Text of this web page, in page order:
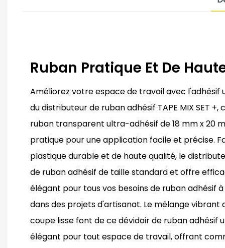
Ruban Pratique Et De
Améliorez votre espace de travail avec l'adhésif
du distributeur de ruban adhésif TAPE MIX SET
ruban transparent ultra-adhésif de 18 mm x 20
pratique pour une application facile et précise.
plastique durable et de haute qualité, le
de ruban adhésif de taille standard et offre
élégant pour tous vos besoins de ruban adhésif
dans des projets d'artisanat. Le mélange vibrant
coupe lisse font de ce dévidoir de ruban adhésif
élégant pour tout espace de travail, offrant